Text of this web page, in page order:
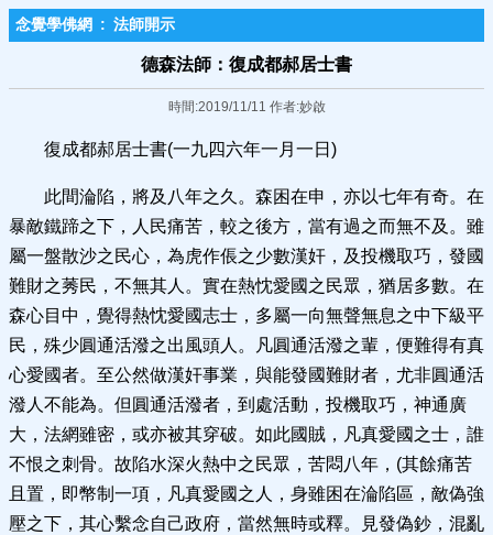
念覺學佛網 : 法師開示
德森法師：復成都郝居士書
時間:2019/11/11 作者:妙啟
復成都郝居士書(一九四六年一月一日)
此間淪陷，將及八年之久。森困在申，亦以七年有奇。在
暴敵鐵蹄之下，人民痛苦，較之後方，當有過之而無不及。雖
屬一盤散沙之民心，為虎作倀之少數漢奸，及投機取巧，發國
難財之莠民，不無其人。實在熱忱愛國之民眾，猶居多數。在
森心目中，覺得熱忱愛國志士，多屬一向無聲無息之中下級平
民，殊少圓通活潑之出風頭人。凡圓通活潑之輩，便難得有真
心愛國者。至公然做漢奸事業，與能發國難財者，尤非圓通活
潑人不能為。但圓通活潑者，到處活動，投機取巧，神通廣
大，法網雖密，或亦被其穿破。如此國賊，凡真愛國之士，誰
不恨之刺骨。故陷水深火熱中之民眾，苦悶八年，(其餘痛苦
且置，即幣制一項，凡真愛國之人，身雖困在淪陷區，敵偽強
壓之下，其心繫念自己政府，當然無時或釋。見發偽鈔，混亂